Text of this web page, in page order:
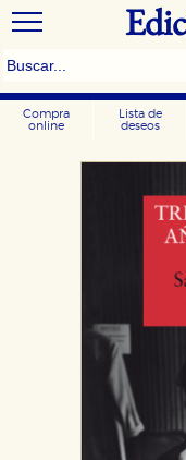
Compra
online
Lista de
deseos